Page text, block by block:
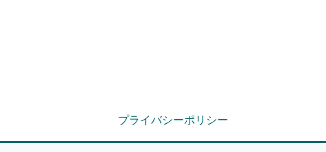
プライバシーポリシー